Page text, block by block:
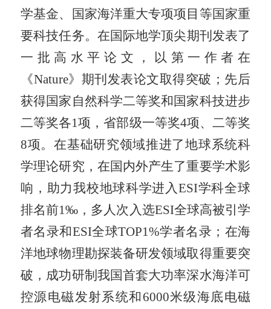
学基金、国家海洋重大专项项目等国家重
要科技任务。 在国际地学顶尖期刊发表了
一批高水平论文，以第一作者在
《Nature》期刊发表论文取得突破； 先后
获得国家自然科学二等奖和国家科技进步
二等奖各1项，省部级一等奖4项、二等奖
8项。在基础研究领域推进了地球系统科
学理论研究，在国内外产生了重要学术影
响，助力我校地球科学进入 ESI学科全球
排名前1‰ ，多人次入选ESI全球高被引学
者名录和ESI全球TOP1%学者名录；在海
洋地球物理勘探装备研发领域取得重要突
破，成功研制我国首套大功率深水海洋可
控源电磁发射系统和 6000米级海底电磁